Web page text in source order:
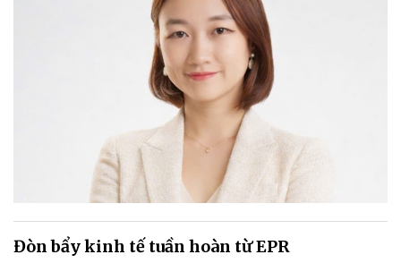
Đòn bẩy kinh tế tuần hoàn từ EPR